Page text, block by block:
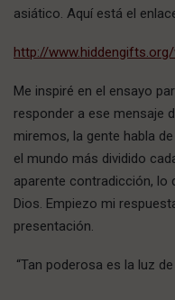
asiático. Aquí está el
http://
Me inspiré en el ensayo
responder a ese mensaje
miremos, la gente habla
el mundo más dividido
aparente contradicción, lo
Dios. Empiezo mi
presentación.
“Tan poderosa es la luz